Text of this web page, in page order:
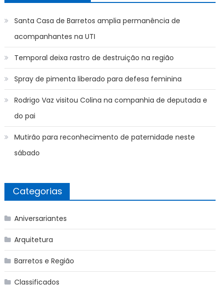
Santa Casa de Barretos amplia permanência de
acompanhantes na UTI
Temporal deixa rastro de destruição na região
Spray de pimenta liberado para defesa feminina
Rodrigo Vaz visitou Colina na companhia de deputada e
do pai
Mutirão para reconhecimento de paternidade neste
sábado
Categorias
Aniversariantes
Arquitetura
Barretos e Região
Classificados